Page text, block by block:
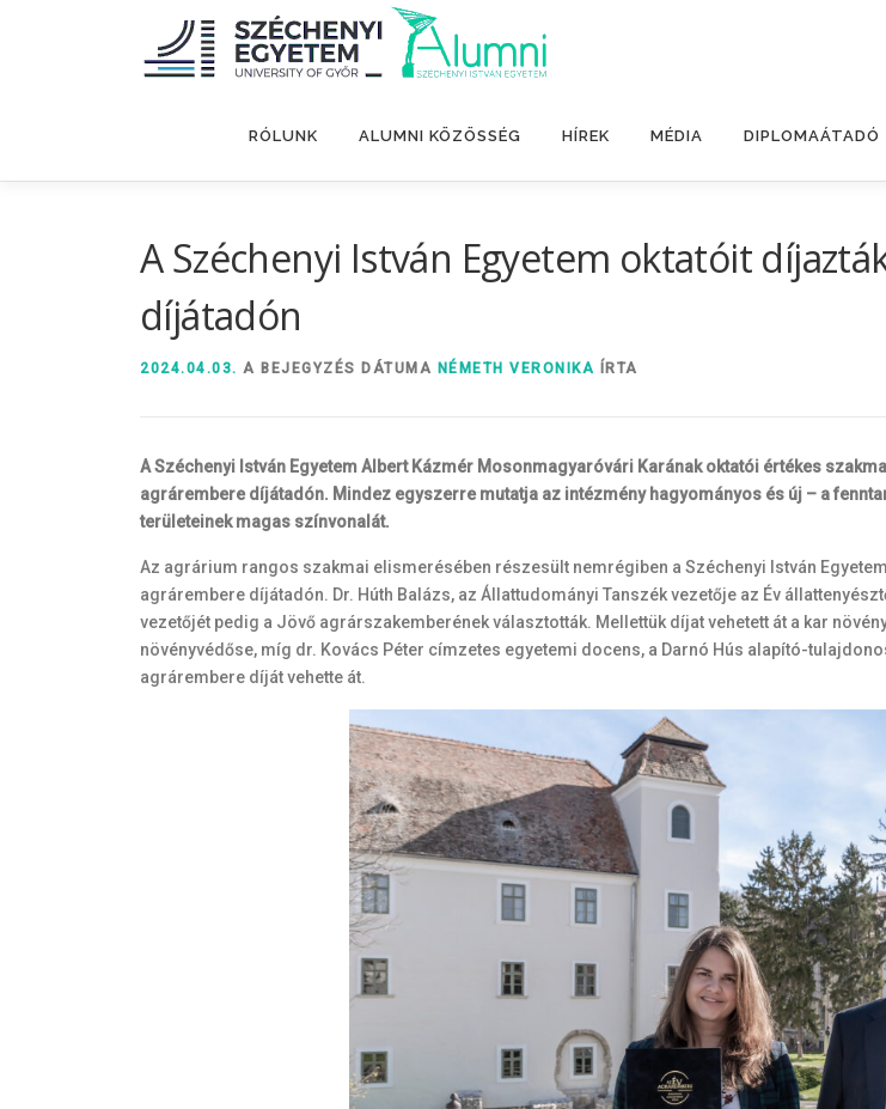
RÓLUNK ALUMNI KÖZÖSSÉG HÍREK MÉDIA DIPLOMAÁTADÓ
A Széchenyi István Egyetem oktatóit
díjátadón
2024.04.03. A BEJEGYZÉS DÁTUMA NÉMETH VERONIKA ÍRTA
A Széchenyi István Egyetem Albert Kázmér Mosonmagyaróvári Karának oktatói értékes
agrárembere díjátadón. Mindez egyszerre mutatja az intézmény hagyományos és új – a
területeinek magas színvonalát.
Az agrárium rangos szakmai elismerésében részesült nemrégiben a Széchenyi István
agrárembere díjátadón. Dr. Húth Balázs, az Állattudományi Tanszék vezetője az Év
vezetőjét pedig a Jövő agrárszakemberének választották. Mellettük díjat vehetett át a kar
növényvédőse, míg dr. Kovács Péter címzetes egyetemi docens, a Darnó Hús alapító-
agrárembere díját vehette át.